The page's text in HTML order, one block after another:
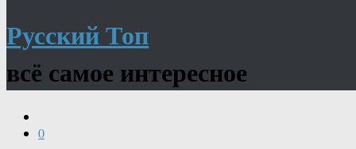
Русский Топ
всё самое интересное
0